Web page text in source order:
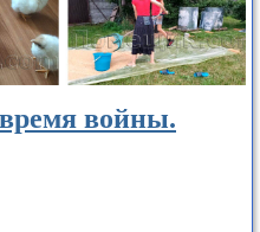
войны.